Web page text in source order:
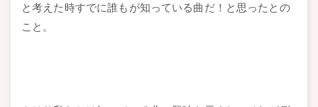
と考えた時すでに誰もが知っている曲だ！と思ったとの
こと。